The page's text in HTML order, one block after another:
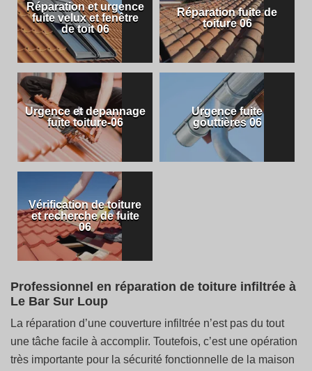
Réparation et urgence
fuite velux et fenêtre
de toit 06
Réparation fuite de
toiture 06
Urgence et depannage
fuite toiture-06
Urgence fuite
gouttières 06
Vérification de toiture
et recherche de fuite
06
Professionnel en réparation de toiture infiltrée à
Le Bar Sur Loup
La réparation d’une couverture infiltrée n’est pas du tout
une tâche facile à accomplir. Toutefois, c’est une opération
très importante pour la sécurité fonctionnelle de la maison